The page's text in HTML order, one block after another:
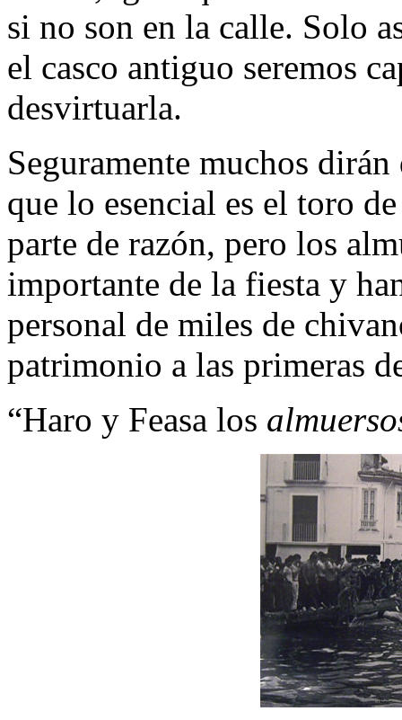
si no son en la calle. Solo
el casco antiguo seremos
desvirtuarla.
Seguramente muchos
que lo esencial es el toro
parte de razón, pero los
importante de la fiesta y
personal de miles de
patrimonio a las primeras
“Haro y Feasa los